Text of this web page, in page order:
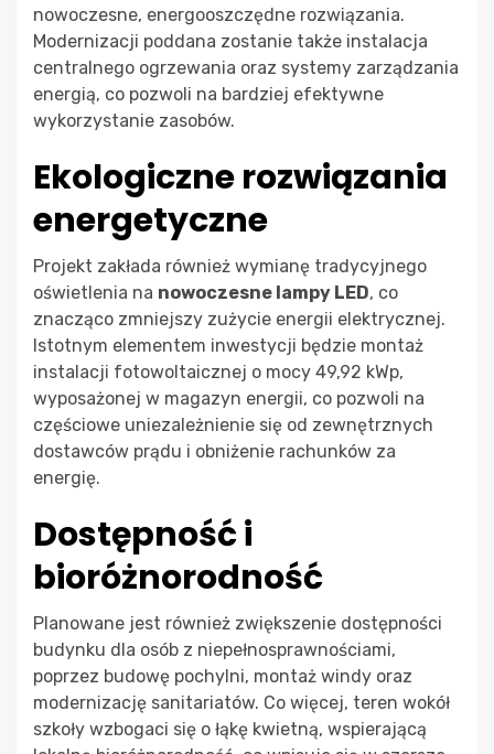
nowoczesne, energooszczędne rozwiązania.
Modernizacji poddana zostanie także instalacja
centralnego ogrzewania oraz systemy zarządzania
energią, co pozwoli na bardziej efektywne
wykorzystanie zasobów.
Ekologiczne rozwiązania
energetyczne
Projekt zakłada również wymianę tradycyjnego
oświetlenia na nowoczesne lampy LED, co
znacząco zmniejszy zużycie energii elektrycznej.
Istotnym elementem inwestycji będzie montaż
instalacji fotowoltaicznej o mocy 49,92 kWp,
wyposażonej w magazyn energii, co pozwoli na
częściowe uniezależnienie się od zewnętrznych
dostawców prądu i obniżenie rachunków za
energię.
Dostępność i
bioróżnorodność
Planowane jest również zwiększenie dostępności
budynku dla osób z niepełnosprawnościami,
poprzez budowę pochylni, montaż windy oraz
modernizację sanitariatów. Co więcej, teren wokół
szkoły wzbogaci się o łąkę kwietną, wspierającą